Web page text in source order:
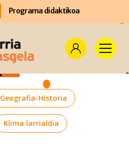
Programa didaktikoa
Geografia-Historia
Klima larrialdia